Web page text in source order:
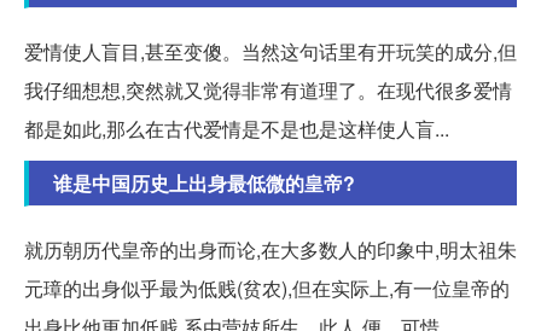
爱情使人盲目,甚至变傻。当然这句话里有开玩笑的成分,但
我仔细想想,突然就又觉得非常有道理了。在现代很多爱情
都是如此,那么在古代爱情是不是也是这样使人盲...
谁是中国历史上出身最低微的皇帝?
就历朝历代皇帝的出身而论,在大多数人的印象中,明太祖朱
元璋的出身似乎最为低贱(贫农),但在实际上,有一位皇帝的